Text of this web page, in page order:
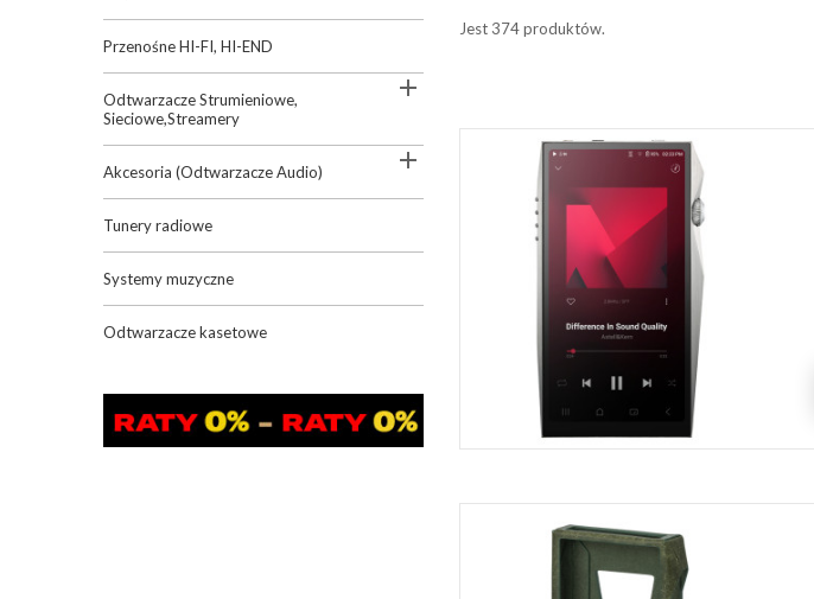
Przenośne HI-FI, HI-END
Odtwarzacze Strumieniowe,
Sieciowe,Streamery

Akcesoria (Odtwarzacze Audio) 
Tunery radiowe
Systemy muzyczne
Odtwarzacze kasetowe
Jest 374 produktów.